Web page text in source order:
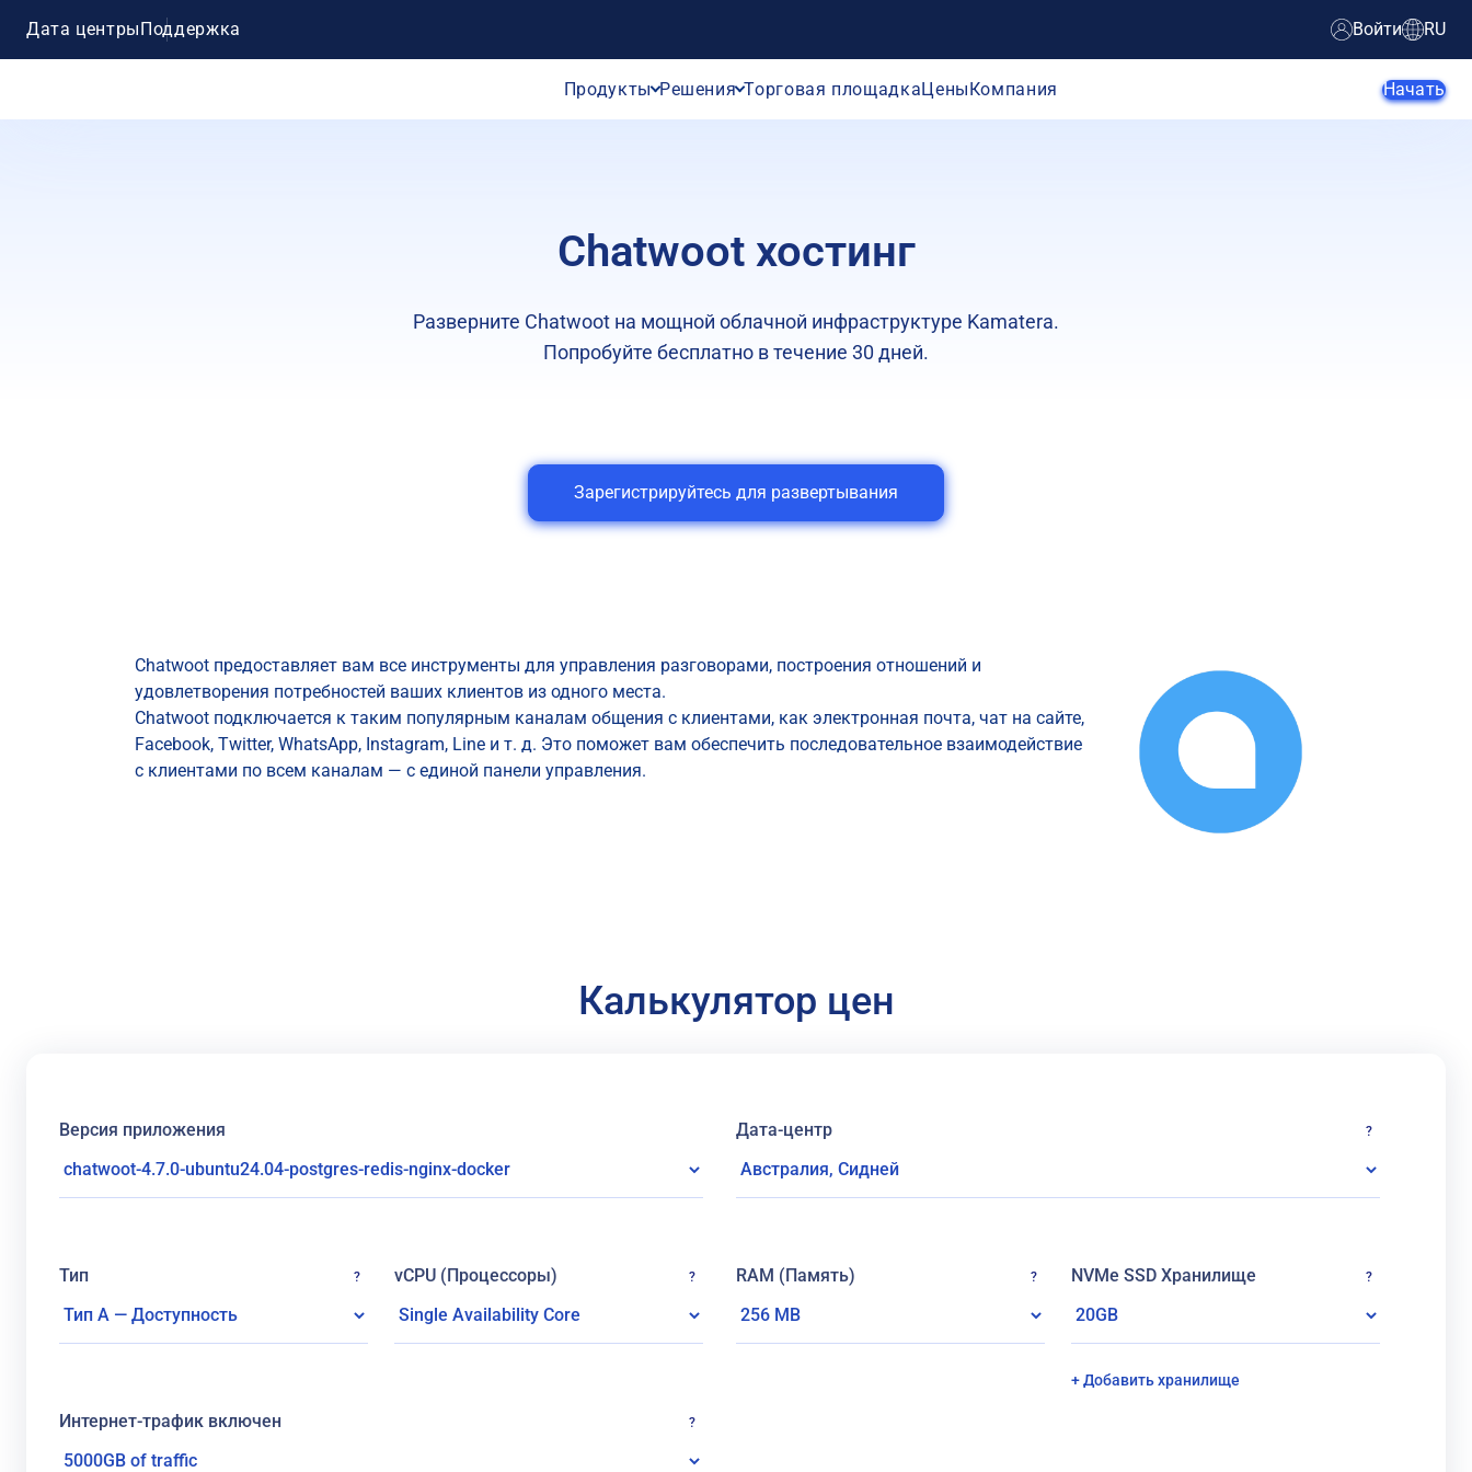
Дата центрыПоддержка Войти RU
Продукты Решения
средний
Торговая площадкаЦеныКомпания Начать
Chatwoot хостинг
Разверните Chatwoot на мощной облачной инфраструктуре Kamatera.
Попробуйте бесплатно в течение 30 дней.
Зарегистрируйтесь для развертывания
Chatwoot предоставляет вам все инструменты для управления разговорами, построения отношений и
удовлетворения потребностей ваших клиентов из одного места.
Chatwoot подключается к таким популярным каналам общения с клиентами, как электронная почта, чат на сайте,
Facebook, Twitter, WhatsApp, Instagram, Line и т. д. Это поможет вам обеспечить последовательное взаимодействие
с клиентами по всем каналам — с единой панели управления.
Калькулятор цен
Версия приложения
Тип ? vCPU (Процессоры) ?
Интернет-трафик включен ?
Дата-центр ?
RAM (Память) ? NVMe SSD Хранилище ?
+ Добавить хранилище